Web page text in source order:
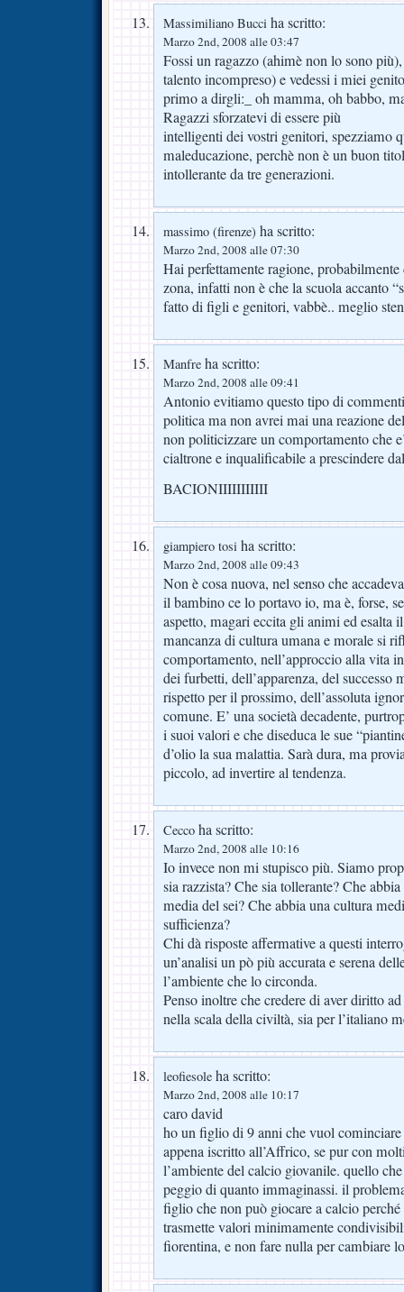
Massimiliano Bucci ha scritto:
Marzo 2nd, 2008 alle 03:47
Fossi un ragazzo (ahimè non lo sono
talento incompreso) e vedessi i miei
primo a dirgli:_ oh mamma, oh babbo,
Ragazzi sforzatevi di essere più
intelligenti dei vostri genitori, spezziamo
maleducazione, perchè non è un buon
intollerante da tre generazioni.
massimo (firenze) ha scritto:
Marzo 2nd, 2008 alle 07:30
Hai perfettamente ragione, probabilmente
zona, infatti non è che la scuola accanto
fatto di figli e genitori, vabbè.. meglio
Manfre ha scritto:
Marzo 2nd, 2008 alle 09:41
Antonio evitiamo questo tipo di
politica ma non avrei mai una reazione
non politicizzare un comportamento che
cialtrone e inqualificabile a prescindere
BACIONIIIIIIIIIII
giampiero tosi ha scritto:
Marzo 2nd, 2008 alle 09:43
Non è cosa nuova, nel senso che
il bambino ce lo portavo io, ma è, forse,
aspetto, magari eccita gli animi ed esalta
mancanza di cultura umana e morale si
comportamento, nell’approccio alla vita
dei furbetti, dell’apparenza, del successo
rispetto per il prossimo, dell’assoluta
comune. E’ una società decadente,
i suoi valori e che diseduca le sue
d’olio la sua malattia. Sarà dura, ma
piccolo, ad invertire al tendenza.
Cecco ha scritto:
Marzo 2nd, 2008 alle 10:16
Io invece non mi stupisco più. Siamo
sia razzista? Che sia tollerante? Che
media del sei? Che abbia una cultura
sufficienza?
Chi dà risposte affermative a questi
un’analisi un pò più accurata e serena
l’ambiente che lo circonda.
Penso inoltre che credere di aver diritto
nella scala della civiltà, sia per l’italiano
leofiesole ha scritto:
Marzo 2nd, 2008 alle 10:17
caro david
ho un figlio di 9 anni che vuol cominciare
appena iscritto all’Affrico, se pur con
l’ambiente del calcio giovanile. quello
peggio di quanto immaginassi. il
figlio che non può giocare a calcio
trasmette valori minimamente
fiorentina, e non fare nulla per cambiare